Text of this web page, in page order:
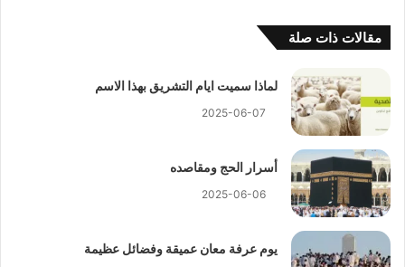
مقالات ذات صلة
لماذا سميت ايام التشريق بهذا الاسم
2025-06-07
أسرار الحج ومقاصده
2025-06-06
يوم عرفة معان عميقة وفضائل عظيمة